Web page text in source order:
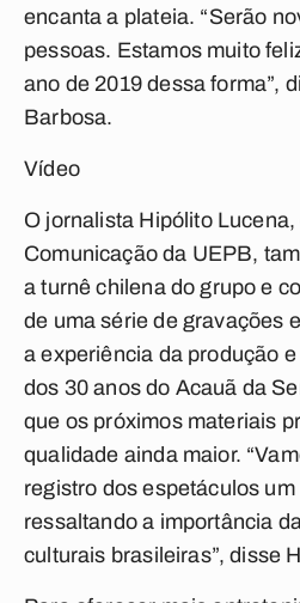
encanta a plateia. “Serão
pessoas. Estamos muito
ano de 2019 dessa forma”,
Barbosa.
Vídeo
O jornalista Hipólito
Comunicação da UEPB,
a turnê chilena do grupo e
de uma série de gravações
a experiência da produção
dos 30 anos do Acauã da
que os próximos materiais
qualidade ainda maior.
registro dos espetáculos
ressaltando a importância
culturais brasileiras”, disse